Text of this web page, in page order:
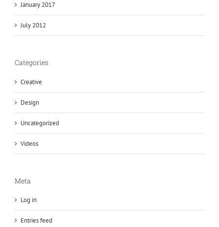
January 2017
July 2012
Categories
Creative
Design
Uncategorized
Videos
Meta
Log in
Entries feed